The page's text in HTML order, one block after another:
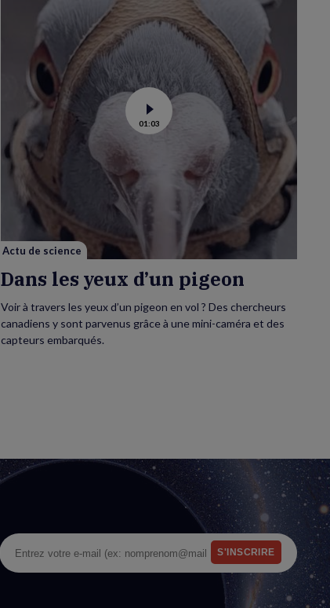
Voir
la
vidéo
01:03
Actu de science
Dans les yeux d’un pigeon
Voir à travers les yeux d’un pigeon en vol ? Des chercheurs
canadiens y sont parvenus grâce à une mini-caméra et des
capteurs embarqués.